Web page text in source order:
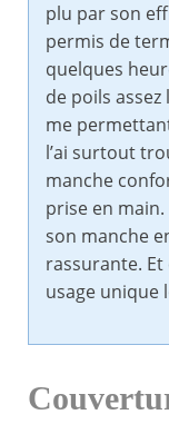
plu par son
permis de
quelques
de poils
me
l’ai surtout
manche
prise en
son manche
rassurante. Et
usage unique